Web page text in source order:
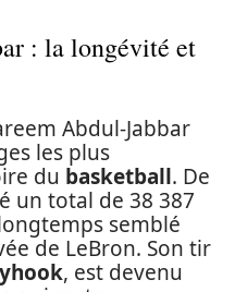
: la longévité et
Abdul-Jabbar
les plus
du basketball. De
un total de 38 387
semblé
de LeBron. Son tir
, est devenu